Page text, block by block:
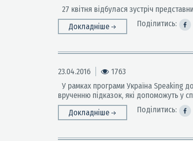
27 квітня відбулася зустріч
Докладніше
Поділитись:
23.04.2016
1763
У рамках програми Україна Speaking
врученню підказок, які допоможуть у
Докладніше
Поділитись: